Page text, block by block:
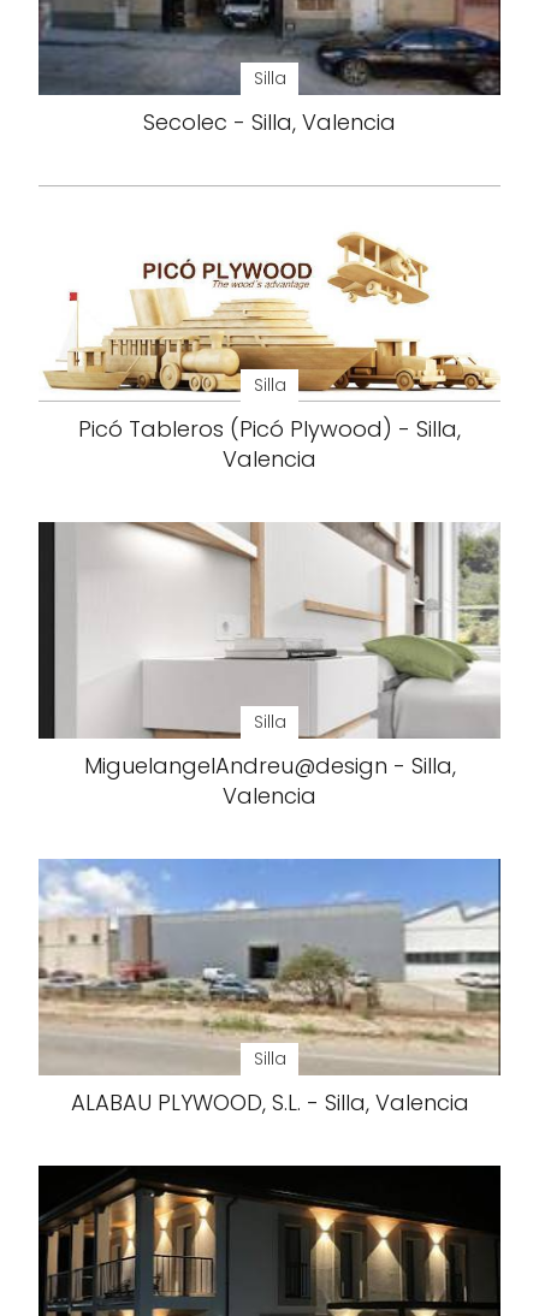
Silla
Secolec - Silla, Valencia
Silla
Picó Tableros (Picó Plywood) - Silla,
Valencia
Silla
MiguelangelAndreu@design - Silla,
Valencia
Silla
ALABAU PLYWOOD, S.L. - Silla, Valencia